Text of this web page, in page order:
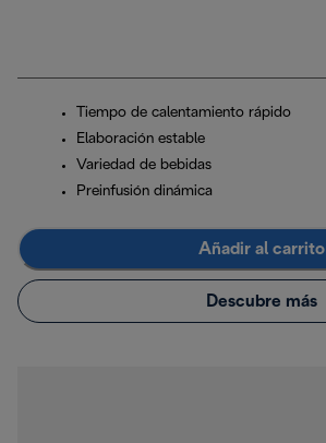
Tiempo de calentamiento rápido
Elaboración estable
Variedad de bebidas
Preinfusión dinámica
Añadir al carrito
Descubre más